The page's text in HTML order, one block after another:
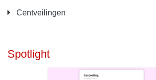
Centveilingen
Spotlight